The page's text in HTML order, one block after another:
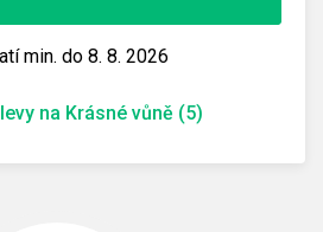
min. do 8. 8. 2026
na Krásné vůně (5)